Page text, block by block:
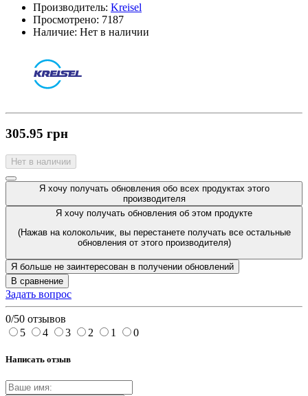
Производитель: Kreisel
Просмотрено: 7187
Наличие: Нет в наличии
305.95 грн
Нет в наличии
Я хочу получать обновления обо всех продуктах этого
производителя
Я хочу получать обновления об этом продукте
(Нажав на колокольчик, вы перестанете получать все остальные
обновления от этого производителя)
Я больше не заинтересован в получении обновлений
В сравнение
Задать вопрос
0/50 отзывов
5
4 3 2 1 0
Написать отзыв